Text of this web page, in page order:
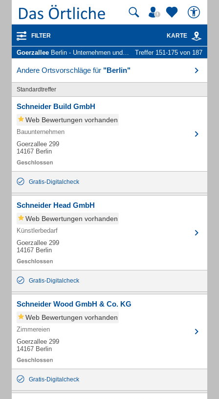
FILTER KARTE
Goerzallee Berlin - Unternehmen und Personen Treffer 151-175 von 187
Andere Ortsvorschläge für "Berlin"
Standardtreffer
Schneider Build GmbH
Web Bewertungen vorhanden
Bauunternehmen
Goerzallee 299
14167 Berlin
Gratis-Digitalcheck
Schneider Head GmbH
Web Bewertungen vorhanden
Künstlerbedarf
Goerzallee 299
14167 Berlin
Gratis-Digitalcheck
Schneider Wood GmbH & Co. KG
Web Bewertungen vorhanden
Zimmereien
Goerzallee 299
14167 Berlin
Gratis-Digitalcheck